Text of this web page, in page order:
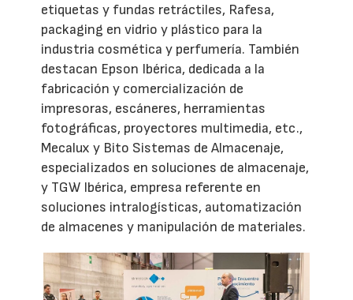
etiquetas y fundas retráctiles, Rafesa,
packaging en vidrio y plástico para la
industria cosmética y perfumería. También
destacan Epson Ibérica, dedicada a la
fabricación y comercialización de
impresoras, escáneres, herramientas
fotográficas, proyectores multimedia, etc.,
Mecalux y Bito Sistemas de Almacenaje,
especializados en soluciones de almacenaje,
y TGW Ibérica, empresa referente en
soluciones intralogísticas, automatización
de almacenes y manipulación de materiales.